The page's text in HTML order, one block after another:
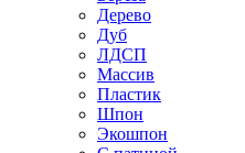
Дерево
Дуб
ЛДСП
Массив
Пластик
Шпон
Экошпон